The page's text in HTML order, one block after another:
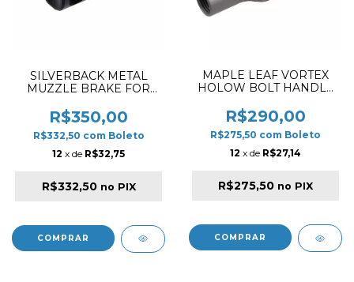
SILVERBACK METAL
MUZZLE BRAKE FOR
SPORT BARREL M24X1
CCW
R$350,00
R$332,50 com Boleto
12 x de R$32,75
R$332,50 no PIX
MAPLE LEAF VORTEX
HOLOW BOLT HANDLE
VSR-10
R$290,00
R$275,50 com Boleto
12 x de R$27,14
R$275,50 no PIX